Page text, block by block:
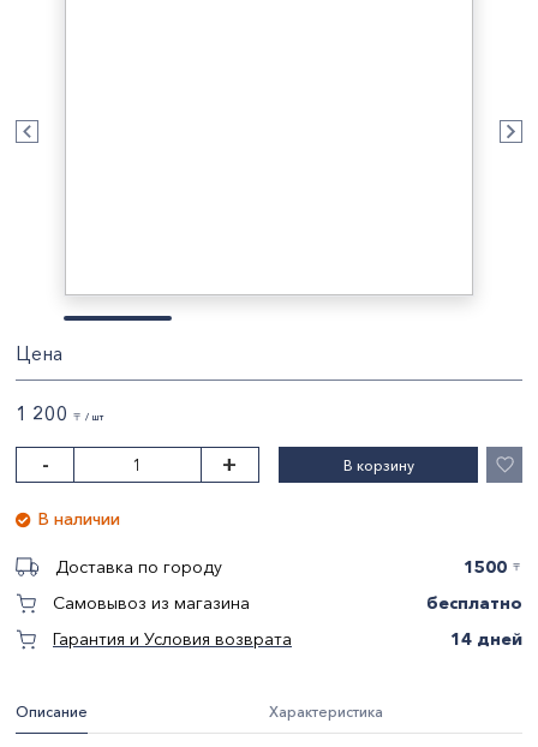
Описание Характеристика
Цена
1 200 〒 / шт
- + В корзину
В наличии
Доставка по городу 1500 〒
Самовывоз из магазина
бесплатно
Гарантия и Условия возврата
14 дней